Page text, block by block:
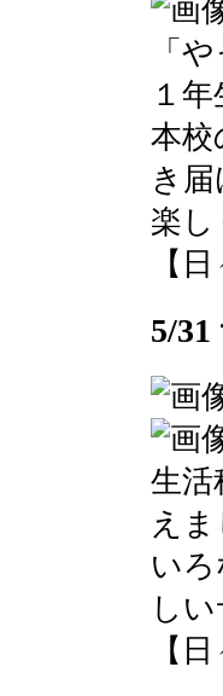
「
１
本校
き
楽
【
5/
生活
え
い
し
【